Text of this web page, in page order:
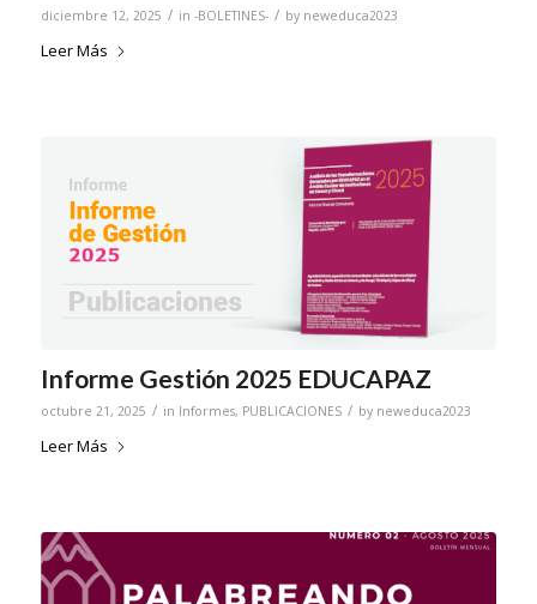
diciembre 12, 2025 / in -BOLETINES- / by neweduca2023
Leer Más
Informe Gestión 2025 EDUCAPAZ
octubre 21, 2025 / in Informes, PUBLICACIONES / by neweduca2023
Leer Más